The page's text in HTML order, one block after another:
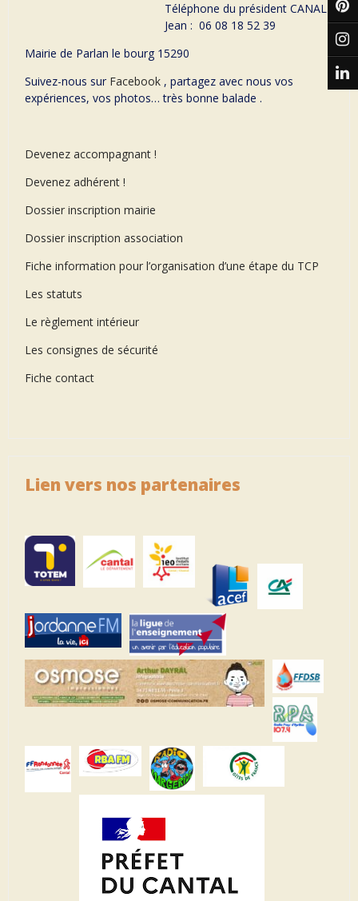
Téléphone du président CANAL
Jean : 06 08 18 52 39
Mairie de Parlan le bourg 15290
Suivez-nous sur Facebook , partagez avec nous vos
expériences, vos photos… très bonne balade .
Devenez accompagnant !
Devenez adhérent !
Dossier inscription mairie
Dossier inscription association
Fiche information pour l’organisation d’une étape du TCP
Les statuts
Le règlement intérieur
Les consignes de sécurité
Fiche contact
Lien vers nos partenaires